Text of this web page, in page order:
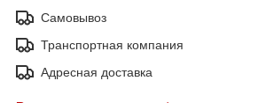
Самовывоз
Транспортная компания
Адресная доставка